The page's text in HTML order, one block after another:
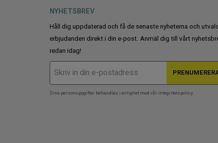
NYHETSBREV
Håll dig uppdaterad och få de senaste nyheterna och
erbjudanden direkt i din e-post. Anmäl dig till vårt
redan idag!
Dina personuppgifter behandlas i enlighet med vår integritetspolicy.